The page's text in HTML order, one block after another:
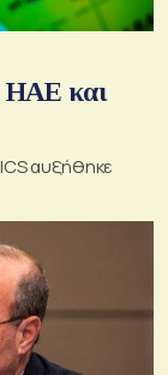
ΗΑΕ και
αυξήθηκε